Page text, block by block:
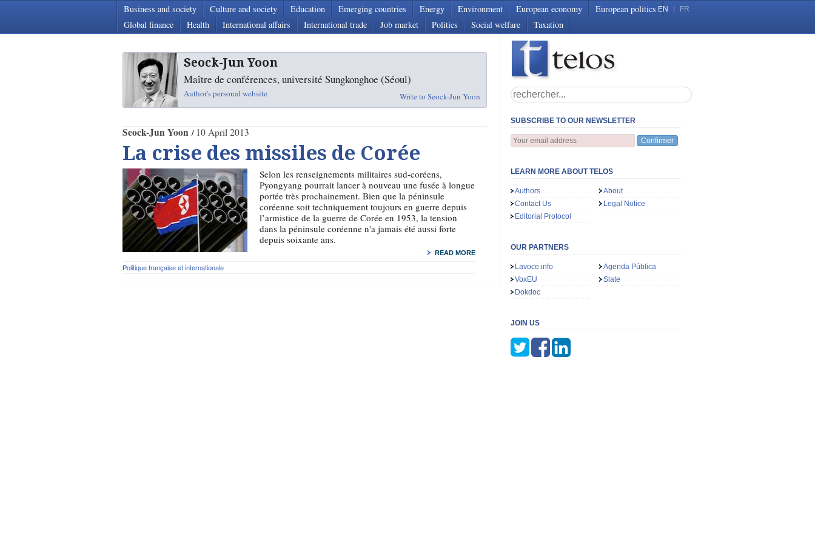
Business and society Culture and society Education Emerging countries Energy Environment European economy
European politics
Global finance
Health International affairs International trade Job market Politics Social welfare Taxation
EN FR
Seock-Jun Yoon
Maître de conférences, université Sungkonghoe (Séoul)
Author's personal website Write to Seock-Jun Yoon
Seock-Jun Yoon 10 April 2013
La crise des missiles de Corée
Selon les renseignements militaires sud-coréens,
Pyongyang pourrait lancer à nouveau une fusée à longue
portée très prochainement. Bien que la péninsule
coréenne soit techniquement toujours en guerre depuis
l’armistice de la guerre de Corée en 1953, la tension
dans la péninsule coréenne n'a jamais été aussi forte
depuis soixante ans.
READ MORE
Politique française et internationale
SUBSCRIBE TO OUR NEWSLETTER
Confirmer
LEARN MORE ABOUT TELOS
Authors
About
Contact Us
Legal Notice
Editorial Protocol
OUR PARTNERS
Lavoce.info
Agenda Pública
VoxEU
Slate
Dokdoc
JOIN US